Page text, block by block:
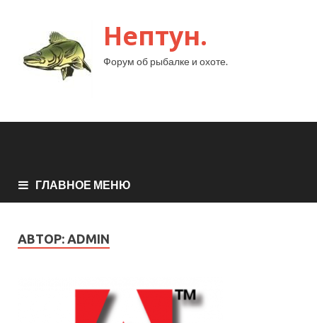
Нептун.
Форум об рыбалке и охоте.
ГЛАВНОЕ МЕНЮ
АВТОР: ADMIN